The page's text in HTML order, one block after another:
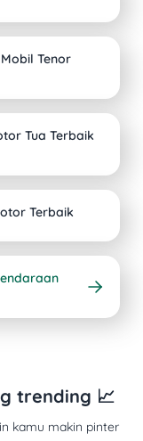
Tenor
Tua Terbaik
Terbaik
trending 📈
kamu makin pinter